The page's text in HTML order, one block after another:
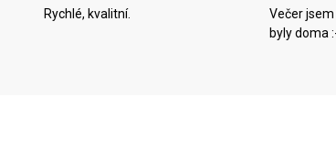
Rychlé, kvalitní.
Večer
byly doma